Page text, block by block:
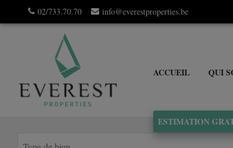
02/733.70.70 info@everestproperties.be
ACCUEIL QUI
ESTIMATION